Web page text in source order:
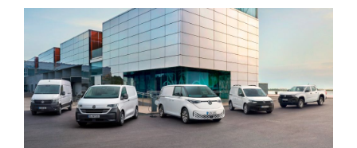
BRUGTE BILER
SKADECENTER